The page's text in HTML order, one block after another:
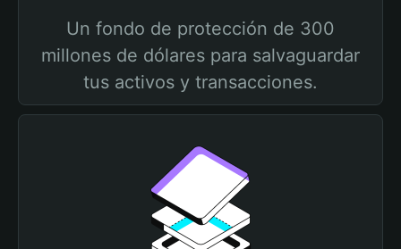
Un fondo de protección de 300
millones de dólares para salvaguardar
tus activos y transacciones.